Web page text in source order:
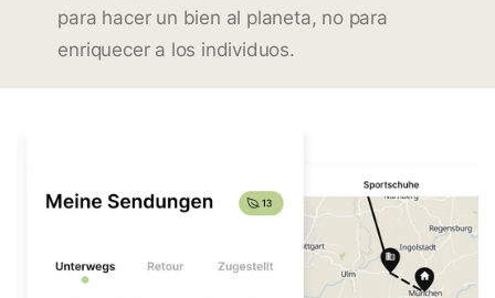
para hacer un bien al planeta, no para
enriquecer a los individuos.